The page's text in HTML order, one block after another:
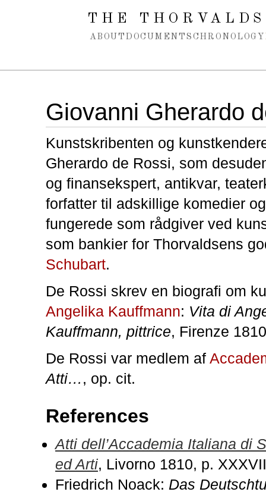
Spring navigation over
THE
ABOUT DOCUMENTS CHRONOLOGY
Giovanni Gherardo
Kunstskribenten og
Gherardo de Rossi, som
og finansekspert, antikvar,
forfatter til adskillige komedier
fungerede som rådgiver ved
som bankier for Thorvaldsens
Schubart.
De Rossi skrev en biografi om
Angelika Kauffmann: Vita di
Kauffmann, pittrice, Firenze
De Rossi var medlem af
Atti… , op. cit.
References
Atti dell’Accademia Italiana di
ed Arti, Livorno 1810, p.
Friedrich Noack: Das